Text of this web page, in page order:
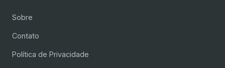
Sobre
Contato
Política de Privacidade